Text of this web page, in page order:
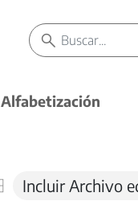
Alfabetización
Incluir Archivo